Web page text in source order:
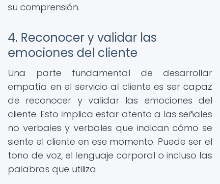
su comprensión.
4. Reconocer y validar las
emociones del cliente
Una parte fundamental de desarrollar
empatía en el servicio al cliente es ser capaz
de reconocer y validar las emociones del
cliente. Esto implica estar atento a las señales
no verbales y verbales que indican cómo se
siente el cliente en ese momento. Puede ser el
tono de voz, el lenguaje corporal o incluso las
palabras que utiliza.